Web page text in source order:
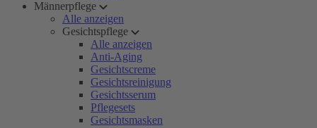
Männerpflege
Alle anzeigen
Gesichtspflege
Alle anzeigen
Anti-Aging
Gesichtscreme
Gesichtsreinigung
Gesichtsserum
Pflegesets
Gesichtsmasken